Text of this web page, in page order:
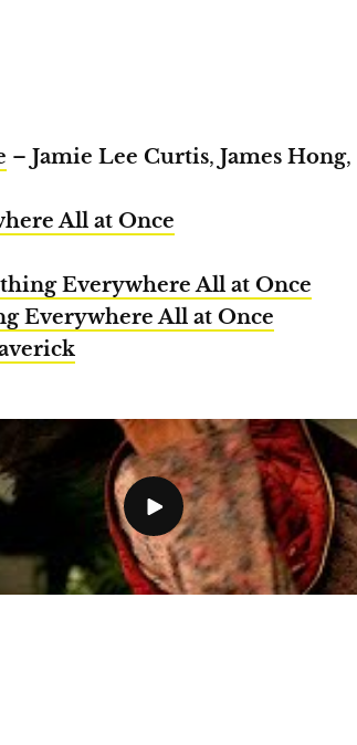
– Jamie Lee Curtis, James Hong,
All at Once
Everywhere All at Once
Everywhere All at Once